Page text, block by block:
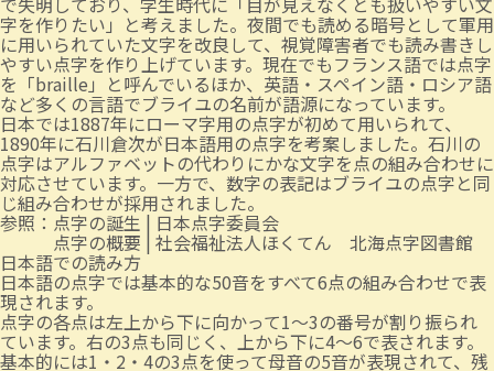
字を作りたい」と考えました。夜間でも読める暗号として軍用
に用いられていた文字を改良して、視覚障害者でも読み書きし
やすい点字を作り上げています。現在でもフランス語では点字
を「braille」と呼んでいるほか、英語・スペイン語・ロシア語
など多くの言語でブライユの名前が語源になっています。
日本では1887年にローマ字用の点字が初めて用いられて、
1890年に石川倉次が日本語用の点字を考案しました。石川の
点字はアルファベットの代わりにかな文字を点の組み合わせに
対応させています。一方で、数字の表記はブライユの点字と同
じ組み合わせが採用されました。
参照： 点字の誕生 | 日本点字委員会
点字の概要 | 社会福祉法人ほくてん 北海点字図書館
日本語での読み方
日本語の点字では基本的な50音をすべて6点の組み合わせで表
現されます。
点字の各点は左上から下に向かって1～3の番号が割り振られ
ています。右の3点も同じく、上から下に4～6で表されます。
基本的には1・2・4の3点を使って母音の5音が表現されて、残